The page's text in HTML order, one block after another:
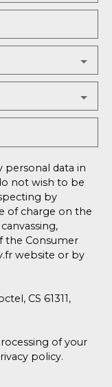
personal data in
not wish to be
by
of charge on the
the Consumer
website or by
CS 61311,
of your
policy.